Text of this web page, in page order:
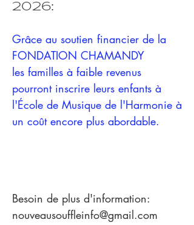
2026:
Grâce au soutien financier de la
FONDATION CHAMANDY
les familles à faible revenus
pourront inscrire leurs enfants à
l'École de Musique de l'Harmonie à
un coût encore plus abordable.
Besoin de plus d'information:
nouveausouffleinfo@gmail.com